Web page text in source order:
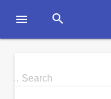
 search
Search …